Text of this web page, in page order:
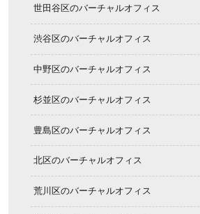
世田谷区のバーチャルオフィス
渋谷区のバーチャルオフィス
中野区のバーチャルオフィス
杉並区のバーチャルオフィス
豊島区のバーチャルオフィス
北区のバーチャルオフィス
荒川区のバーチャルオフィス